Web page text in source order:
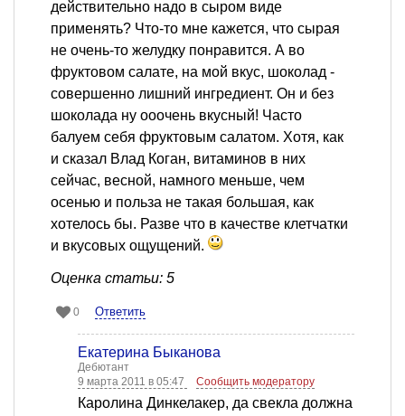
действительно надо в сыром виде
применять? Что-то мне кажется, что сырая
не очень-то желудку понравится. А во
фруктовом салате, на мой вкус, шоколад -
совершенно лишний ингредиент. Он и без
шоколада ну ооочень вкусный! Часто
балуем себя фруктовым салатом. Хотя, как
и сказал Влад Коган, витаминов в них
сейчас, весной, намного меньше, чем
осенью и польза не такая большая, как
хотелось бы. Разве что в качестве клетчатки
и вкусовых ощущений.
Оценка статьи: 5
0 Ответить
Екатерина Быканова
Дебютант
9 марта 2011 в 05:47
Сообщить модератору
Каролина Динкелакер, да свекла должна